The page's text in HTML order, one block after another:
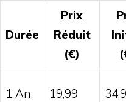
Durée
Prix
Réduit
(€)
1 An 19,99